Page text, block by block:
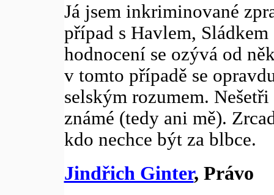
Já jsem inkriminované
případ s Havlem,
hodnocení se ozývá od
v tomto případě se
selským rozumem.
známé (tedy ani mě).
kdo nechce být za blbce.
Jindřich Ginter, Právo